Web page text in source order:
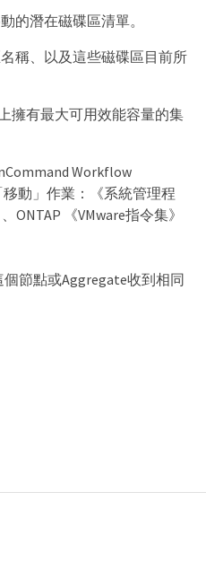
的潛在磁碟區清單。
稱、以及這些磁碟區目前所
擁有最大可用效能容量的集
Workflow
動」作業：《系統管理程
ONTAP 《VMware指令集》
節點或Aggregate收到相同